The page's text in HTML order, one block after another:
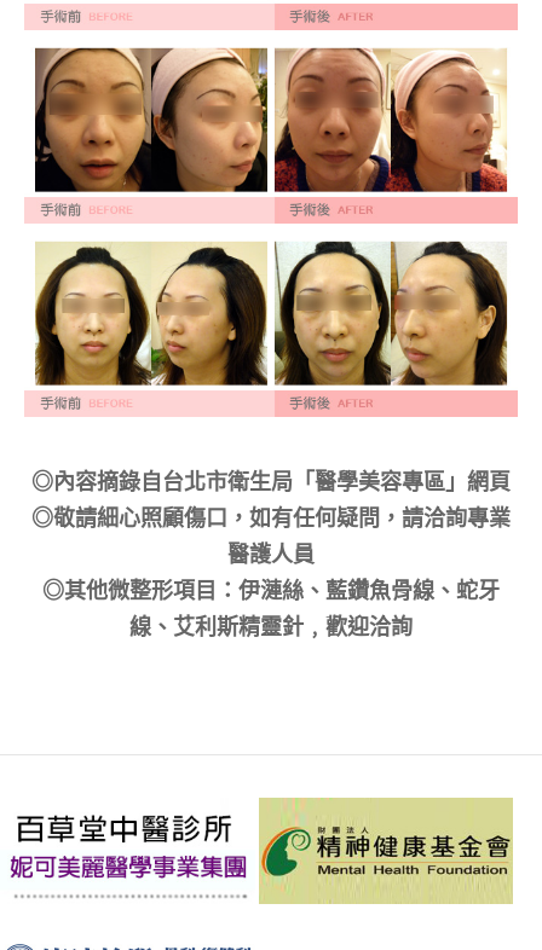
◎內容摘錄自台北市衛生局「醫學美容專區」網頁
◎敬請細心照顧傷口，如有任何疑問，請洽詢專業
醫護人員
◎其他微整形項目：伊漣絲、藍鑽魚骨線、蛇牙
線、艾利斯精靈針﹐歡迎洽詢